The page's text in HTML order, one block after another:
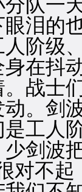
一天
泪的
阶级
在抖
战士
。剑
工人
剑波把
不起